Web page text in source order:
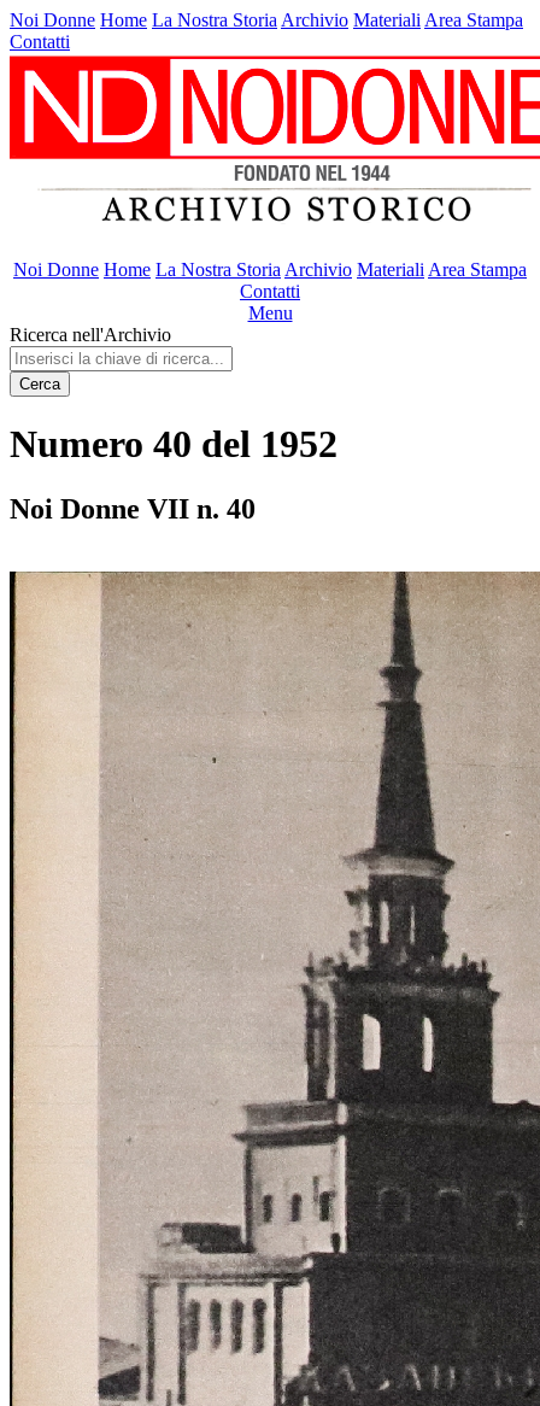
Noi Donne Home La Nostra Storia Archivio Materiali Area Stampa
Contatti
Noi Donne Home La Nostra Storia Archivio Materiali Area Stampa
Contatti
Menu
Ricerca nell'Archivio
Cerca
Numero 40 del 1952
Noi Donne VII n. 40